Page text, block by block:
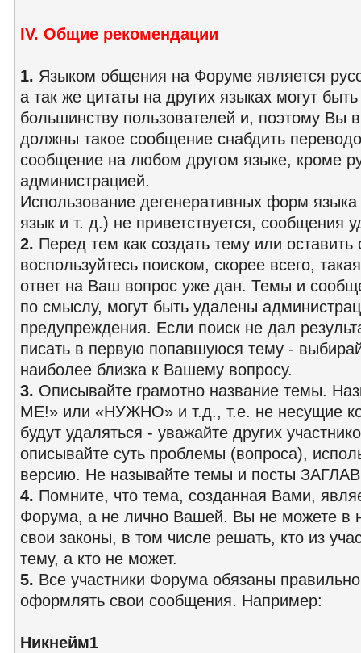
IV. Общие рекомендации
1. Языком общения на Форуме является
а так же цитаты на других языках могут
большинству пользователей и, поэтому Вы
должны такое сообщение снабдить
сообщение на любом другом языке, кроме
администрацией.
Использование дегенеративных форм
язык и т. д.) не приветствуется, сообщения
2. Перед тем как создать тему или
воспользуйтесь поиском, скорее всего,
ответ на Ваш вопрос уже дан. Темы и
по смыслу, могут быть удалены
предупреждения. Если поиск не дал
писать в первую попавшуюся тему -
наиболее близка к Вашему вопросу.
3. Описывайте грамотно название темы.
ME!» или «НУЖНО» и т.д., т.е. не несущие
будут удаляться - уважайте других
описывайте суть проблемы (вопроса),
версию. Не называйте темы и посты
4. Помните, что тема, созданная Вами,
Форума, а не лично Вашей. Вы не можете в
свои законы, в том числе решать, кто из
тему, а кто не может.
5. Все участники Форума обязаны
оформлять свои сообщения. Например:
Никнейм1